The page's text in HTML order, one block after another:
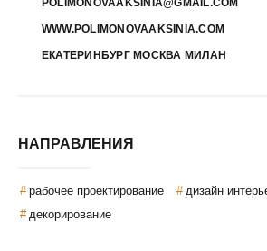
POLIMONOVAAKSINIA@GMAIL.COM
WWW.POLIMONOVAAKSINIA.COM
ЕКАТЕРИНБУРГ МОСКВА МИЛАН
НАПРАВЛЕНИЯ
рабочее проектирование
дизайн
декорирование